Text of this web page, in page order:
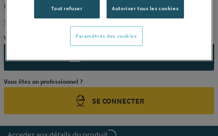
886097
Voir la description complète
Vous avez un projet ?
Vous êtes un professionnel ?
SE CONNECTER
Tout refuser Autoriser tous les cookies
Paramètres des cookies